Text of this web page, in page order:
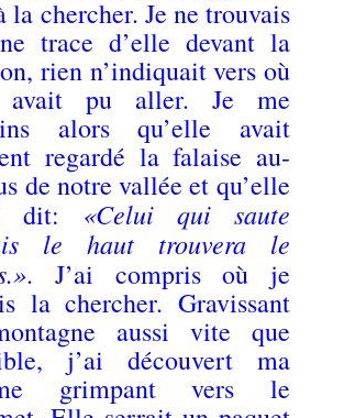
la chercher. Je ne trouvais
trace d’elle devant la
rien n’indiquait vers où
avait pu aller. Je me
alors qu’elle avait
regardé la falaise au-
de notre vallée et qu’elle
dit: «Celui qui saute
le haut trouvera le
. J’ai compris où je
la chercher. Gravissant
aussi vite que
j’ai découvert ma
grimpant vers le